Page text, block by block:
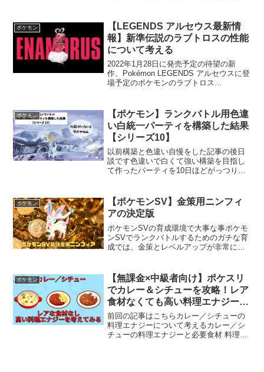
なります努力値計算（実数値計算）ステ
ータス計算機 for ポ...
ポケモン
【LEGENDS アルセウス最新情
報】新準伝説のラブトロスの性能
について考える
2022年1月28日に発売予定の待望の新
作、Pokémon LEGENDS アルセウスに登
場予定のポケモンのラブトロス
作、Pokémon LEGENDS アルセウ...
ポケモン
【ポケモン】ランクバトル用色違
い白統一パーティを構築した結果
【シリーズ10】
以前構築と色違い自慢をした記事の後日
談です色違いで白くて強い構築を目指し
て作ったパーティを10日ほどがっつり運
んあるのですが、チームワークで戦う構
築になってますバトルの...
ポケモン
【ポケモンSV】金策用ニンフィ
アの決定版
ポケモンSVの育成環境で大事な事ポケモ
ンSVでランクバトルするためのガチな育
成では、金策とレベルアップが非常に大
ってますので、9割型金策が大事となって
ますそう、金策さえ...
ポケモン
【無課金×中級者向け】ポケスリ
でカレー＆シチューを攻略！レア
食材なくても高い料理エナジーを
取得を考えてみる
前回の記事はこちらカレー／シチューの
料理エナジーについて考えるカレー／シ
チューの料理エナジーと必要食材 料理